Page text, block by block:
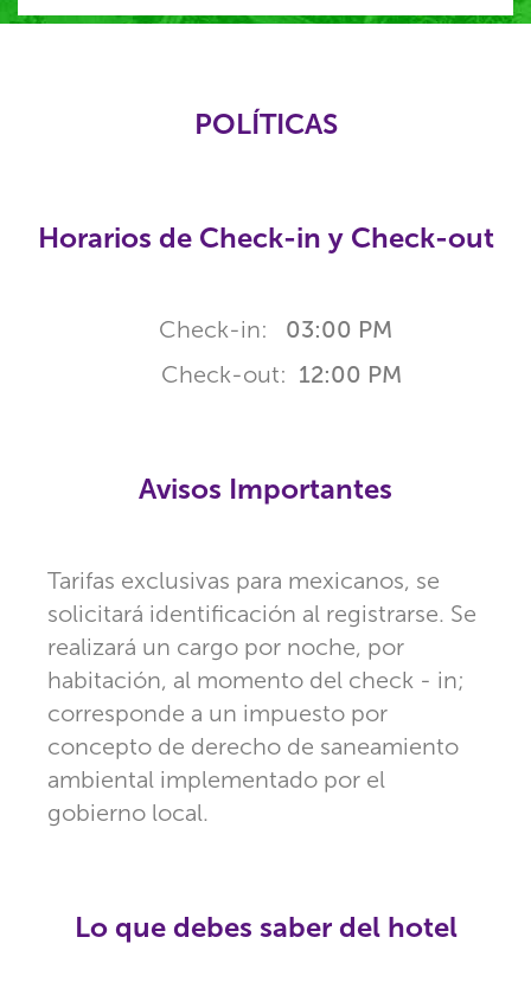
POLÍTICAS
Horarios de Check-in y Check-out
Check-in: 03:00 PM
Check-out: 12:00 PM
Avisos Importantes
Tarifas exclusivas para mexicanos, se
solicitará identificación al registrarse. Se
realizará un cargo por noche, por
habitación, al momento del check - in;
corresponde a un impuesto por
concepto de derecho de saneamiento
ambiental implementado por el
gobierno local.
Lo que debes saber del hotel